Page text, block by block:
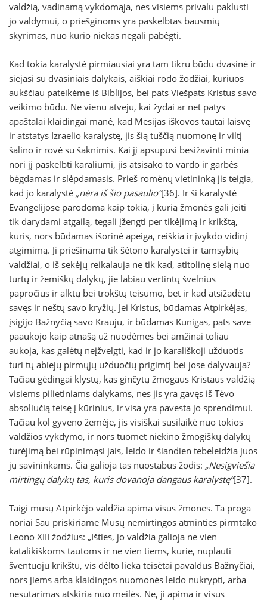
valdžią, vadinamą vykdomąja, nes visiems privalu paklusti
jo valdymui, o priešginoms yra paskelbtas bausmių
skyrimas, nuo kurio niekas negali pabėgti.
Kad tokia karalystė pirmiausiai yra tam tikru būdu dvasinė ir
siejasi su dvasiniais dalykais, aiškiai rodo žodžiai, kuriuos
aukščiau pateikėme iš Biblijos, bei pats Viešpats Kristus savo
veikimo būdu. Ne vienu atveju, kai žydai ar net patys
apaštalai klaidingai manė, kad Mesijas iškovos tautai laisvę
ir atstatys Izraelio karalystę, jis šią tuščią nuomonę ir viltį
šalino ir rovė su šaknimis. Kai jį apsupusi besižavinti minia
nori jį paskelbti karaliumi, jis atsisako to vardo ir garbės
bėgdamas ir slėpdamasis. Prieš romėnų vietininką jis teigia,
kad jo karalystė „nėra iš šio pasaulio“[36]. Ir ši karalystė
Evangelijose parodoma kaip tokia, į kurią žmonės gali įeiti
tik darydami atgailą, tegali įžengti per tikėjimą ir krikštą,
kuris, nors būdamas išorinė apeiga, reiškia ir įvykdo vidinį
atgimimą. Ji priešinama tik šėtono karalystei ir tamsybių
valdžiai, o iš sekėjų reikalauja ne tik kad, atitolinę sielą nuo
turtų ir žemiškų dalykų, jie labiau vertintų švelnius
papročius ir alktų bei trokštų teisumo, bet ir kad atsižadėtų
savęs ir neštų savo kryžių. Jei Kristus, būdamas Atpirkėjas,
įsigijo Bažnyčią savo Krauju, ir būdamas Kunigas, pats save
paaukojo kaip atnašą už nuodėmes bei amžinai toliau
aukoja, kas galėtų neįžvelgti, kad ir jo karališkoji užduotis
turi tų abiejų pirmųjų užduočių prigimtį bei jose dalyvauja?
Tačiau gėdingai klystų, kas ginčytų žmogaus Kristaus valdžią
visiems pilietiniams dalykams, nes jis yra gavęs iš Tėvo
absoliučią teisę į kūrinius, ir visa yra pavesta jo sprendimui.
Tačiau kol gyveno žemėje, jis visiškai susilaikė nuo tokios
valdžios vykdymo, ir nors tuomet niekino žmogiškų dalykų
turėjimą bei rūpinimąsi jais, leido ir šiandien tebeleidžia juos
jų savininkams. Čia galioja tas nuostabus žodis: „Nesigviešia
mirtingų dalykų tas, kuris dovanoja dangaus karalystę“[37].
Taigi mūsų Atpirkėjo valdžia apima visus žmones. Ta proga
noriai Sau priskiriame Mūsų nemirtingos atminties pirmtako
Leono XIII žodžius: „Išties, jo valdžia galioja ne vien
katalikiškoms tautoms ir ne vien tiems, kurie, nuplauti
šventuoju krikštu, vis dėlto lieka teisėtai pavaldūs Bažnyčiai,
nors jiems arba klaidingos nuomonės leido nukrypti, arba
nesutarimas atskiria nuo meilės. Ne, ji apima ir visus